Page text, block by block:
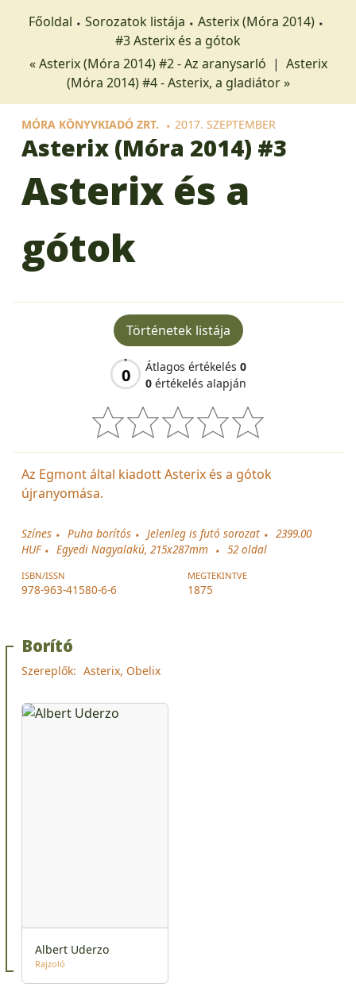
Főoldal Sorozatok listája
Asterix (Móra 2014)
#3 Asterix és a gótok
« Asterix (Móra 2014) #2 - Az aranysarló | Asterix
(Móra 2014) #4 - Asterix, a gladiátor »
MÓRA KÖNYVKIADÓ ZRT. 2017. SZEPTEMBER
Asterix (Móra 2014) #3
Asterix és a
gótok
Történetek listája
0 Átlagos értékelés 0
0 értékelés alapján
Az Egmont által kiadott Asterix és a gótok
újranyomása.
Színes Puha borítós Jelenleg is futó sorozat
2399.00
HUF
Egyedi Nagyalakú, 215x287mm 52oldal
ISBN/ISSN
978-963-41580-6-6
MEGTEKINTVE
1875
Borító
Szereplők: Asterix, Obelix
Albert Uderzo
Rajzoló